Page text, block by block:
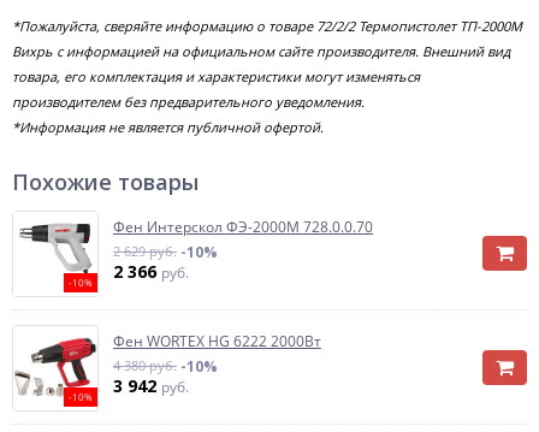
*Пожалуйста, сверяйте информацию о товаре 72/2/2 Термопистолет ТП-2000М
Вихрь с информацией на официальном сайте производителя. Внешний вид
товара, его комплектация и характеристики могут изменяться
производителем без предварительного уведомления.
*Информация не является публичной офертой.
Похожие товары
-10%
Фен Интерскол ФЭ-2000М 728.0.0.70
2 629 руб. -10%
2 366 руб.
-10%
Фен WORTEX HG 6222 2000Вт
4 380 руб. -10%
3 942 руб.